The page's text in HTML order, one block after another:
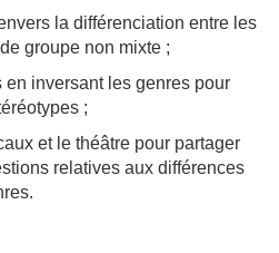
la différenciation entre les
groupe non mixte ;
inversant les genres pour
;
et le théâtre pour partager
relatives aux différences